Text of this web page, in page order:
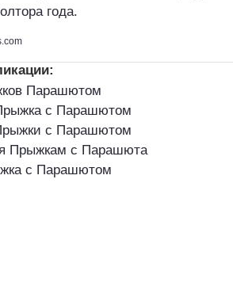
года.
Парашютом
с Парашютом
с Парашютом
Прыжкам с Парашюта
с Парашютом